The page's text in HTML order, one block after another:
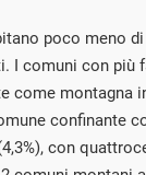
poco meno
I comuni con più
come montagna
confinante
con